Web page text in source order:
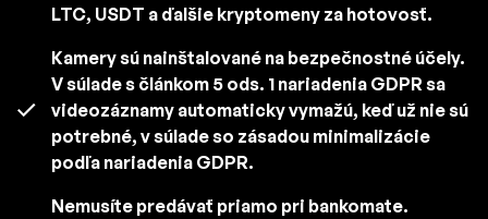
LTC, USDT a ďalšie kryptomeny za hotovosť.
Kamery sú nainštalované na bezpečnostné účely.
V súlade s článkom 5 ods. 1 nariadenia GDPR sa
videozáznamy automaticky vymažú, keď už nie sú
potrebné, v súlade so zásadou minimalizácie
podľa nariadenia GDPR.
Nemusíte predávať priamo pri bankomate.